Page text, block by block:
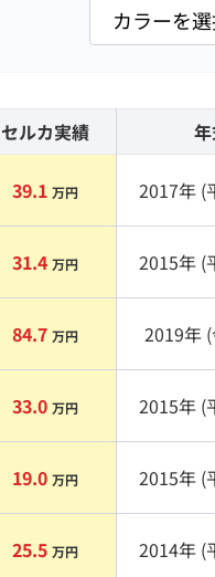
セルカ実績
39.1 万円 2017年 (
31.4 万円 2015年 (
84.7 万円 2019年 (
33.0 万円 2015年 (
19.0 万円 2015年 (
25.5 万円 2014年 (